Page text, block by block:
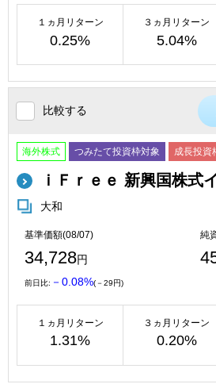
１ヵ月リターン
0.25%
３ヵ月リターン
5.04%
比較する
海外株式 つみたて投資枠対象 成長投資
ｉＦｒｅｅ 新興国株式
大和
基準価額(08/07)
34,728円
純
前日比: －0.08%(－29円)
１ヵ月リターン
1.31%
３ヵ月リターン
0.20%